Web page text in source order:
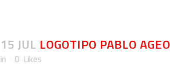
15 JUL LOGOTIPO PABLO AGEO
in 0 Likes